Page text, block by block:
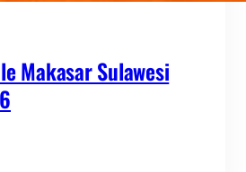
Makasar Sulawesi